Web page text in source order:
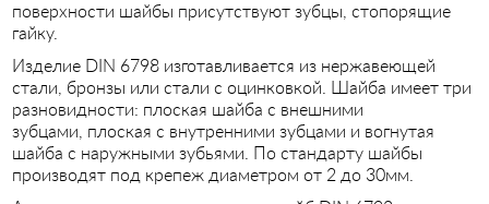
поверхности шайбы присутствуют зубцы, стопорящие
гайку.
Изделие DIN 6798 изготавливается из нержавеющей
стали, бронзы или стали с оцинковкой. Шайба имеет три
разновидности: плоская шайба с внешними
зубцами, плоская с внутренними зубцами и вогнутая
шайба с наружными зубьями. По стандарту шайбы
производят под крепеж диаметром от 2 до 30мм.